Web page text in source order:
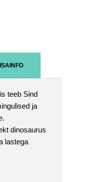
teeb Sind
ja
dinosaurus
lastega